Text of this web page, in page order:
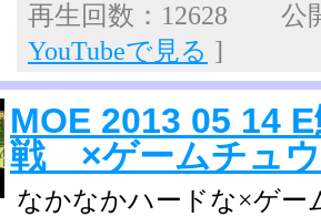
再生回数：12628
YouTubeで見る ]
MOE 2013 05
戦 ×ゲームチュ
なかなかハードな×ゲー